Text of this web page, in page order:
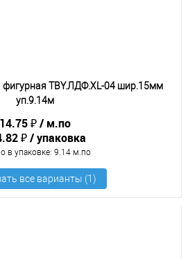
фигурная TBY.ЛДФ.XL-04 шир.15мм
уп.9.14м
14.75 ₽
м.по
₽
упаковка
в упаковке: 9.14 м.по